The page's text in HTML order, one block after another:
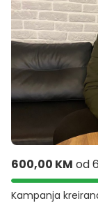
600,00 KM od
Kampanja